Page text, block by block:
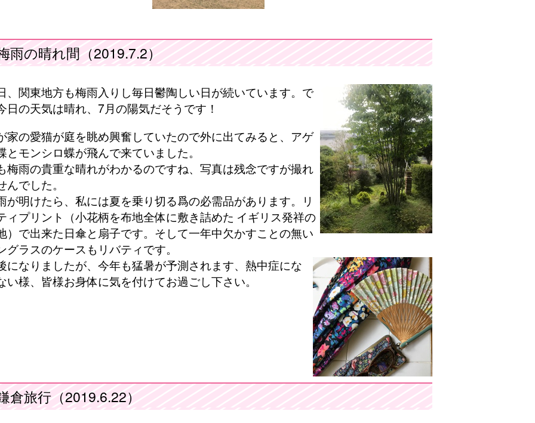
雨の晴れ間（2019.7.2）
、関東地方も梅雨入りし毎日鬱陶しい日が続いています。で
日の天気は晴れ、7月の陽気だそうです！
家の愛猫が庭を眺め興奮していたので外に出てみると、アゲ
とモンシロ蝶が飛んで来ていました。
梅雨の貴重な晴れがわかるのですね、写真は残念ですが撮れ
んでした。
が明けたら、私には夏を乗り切る爲の必需品があります。リ
ィプリント（小花柄を布地全体に敷き詰めた イギリス発祥の
）で出来た日傘と扇子です。そして一年中欠かすことの無い
グラスのケースもリバティです。
になりましたが、今年も猛暑が予測されます、熱中症にな
い様、皆様お身体に気を付けてお過ごし下さい。
倉旅行（2019.6.22）